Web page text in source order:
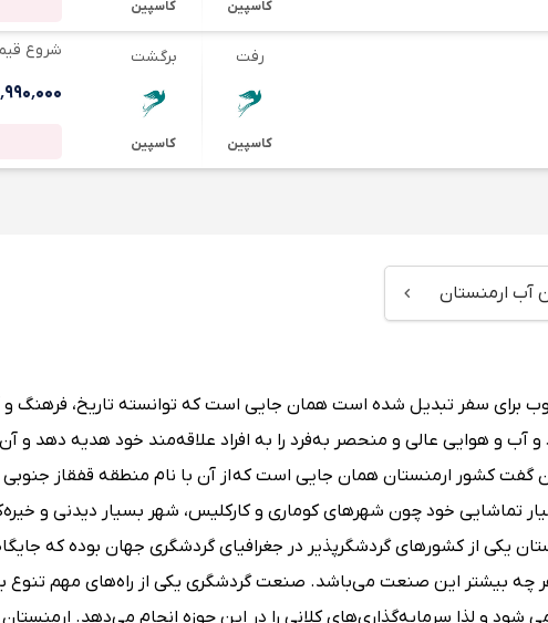
رفت
کاسپین
برگشت
کاسپین
شروع
کاسپین کاسپین
آب ارمنستان
برای سفر تبدیل شده است همان جایی است که توانسته تاریخ‌، فرهنگ
و هوایی عالی و منحصر به‌فرد را به افراد علاقه‌مند خود هدیه دهد و آن‌ها
گفت کشور ارمنستان همان جایی است که از آن با نام منطقه قفقاز
تماشایی خود چون شهرهای کوماری و کارکلیس، شهر بسیار دیدنی و
یکی از کشورهای گردشگرپذیر در جغرافیای گردشگری جهان بوده که
بیشتر این صنعت می‌باشد. صنعت گردشگری یکی از راه‌های مهم تنوع
و لذا سرمایه‌گذاری‌های کلانی را در این حوزه انجام می‌دهد. ارمنستان